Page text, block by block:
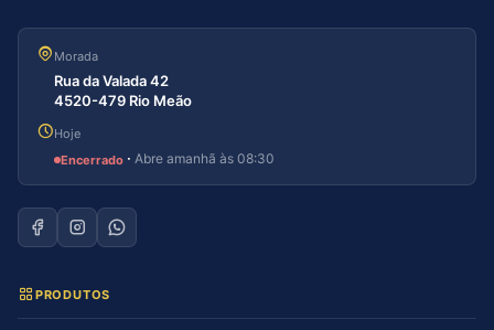
Morada
Rua da Valada 42
4520-479 Rio Meão
Hoje
Encerrado · Abre amanhã às 08:30
PRODUTOS